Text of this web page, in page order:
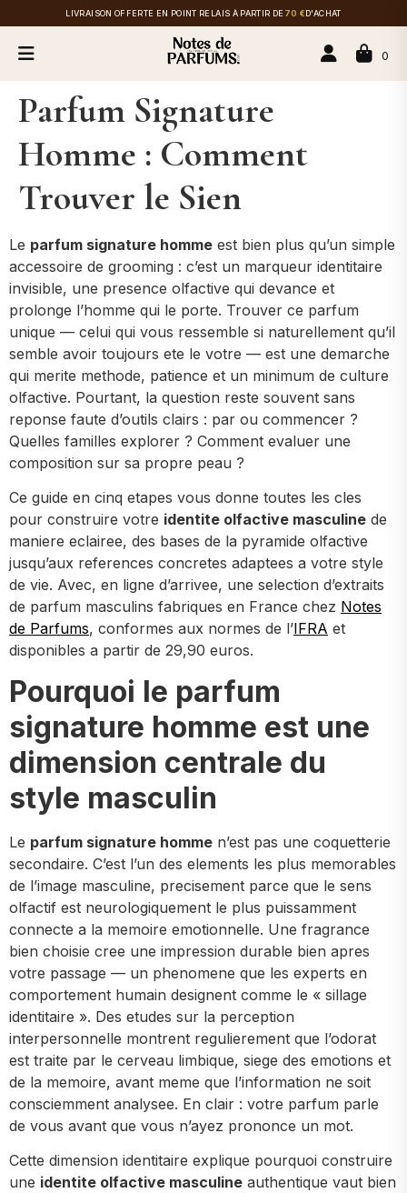
LIVRAISON OFFERTE EN POINT RELAIS À PARTIR DE 70 €D'ACHAT
0
Parfum Signature
Homme : Comment
Trouver le Sien
Le parfum signature homme est bien plus qu’un simple
accessoire de grooming : c’est un marqueur identitaire
invisible, une presence olfactive qui devance et
prolonge l’homme qui le porte. Trouver ce parfum
unique — celui qui vous ressemble si naturellement qu’il
semble avoir toujours ete le votre — est une demarche
qui merite methode, patience et un minimum de culture
olfactive. Pourtant, la question reste souvent sans
reponse faute d’outils clairs : par ou commencer ?
Quelles familles explorer ? Comment evaluer une
composition sur sa propre peau ?
Ce guide en cinq etapes vous donne toutes les cles
pour construire votre identite olfactive masculine de
maniere eclairee, des bases de la pyramide olfactive
jusqu’aux references concretes adaptees a votre style
de vie. Avec, en ligne d’arrivee, une selection d’extraits
de parfum masculins fabriques en France chez Notes
de Parfums, conformes aux normes de l’IFRA et
disponibles a partir de 29,90 euros.
Pourquoi le parfum
signature homme est une
dimension centrale du
style masculin
Le parfum signature homme n’est pas une coquetterie
secondaire. C’est l’un des elements les plus memorables
de l’image masculine, precisement parce que le sens
olfactif est neurologiquement le plus puissamment
connecte a la memoire emotionnelle. Une fragrance
bien choisie cree une impression durable bien apres
votre passage — un phenomene que les experts en
comportement humain designent comme le « sillage
identitaire ». Des etudes sur la perception
interpersonnelle montrent regulierement que l’odorat
est traite par le cerveau limbique, siege des emotions et
de la memoire, avant meme que l’information ne soit
consciemment analysee. En clair : votre parfum parle
de vous avant que vous n’ayez prononce un mot.
Cette dimension identitaire explique pourquoi construire
une identite olfactive masculine authentique vaut bien